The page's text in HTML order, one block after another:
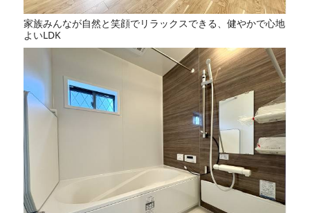
家族みんなが自然と笑顔でリラックスできる、健やかで心地
よいLDK